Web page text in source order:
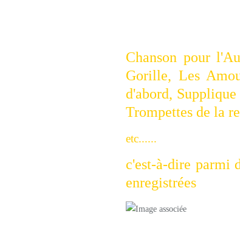
Chanson pour
Gorille, Les
d'abord,
Trompettes de la
etc......
c'est-à-dire parmi
enregistrées